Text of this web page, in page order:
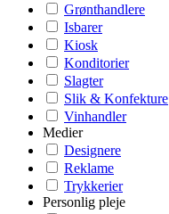
Grønthandlere
Isbarer
Kiosk
Konditorier
Slagter
Slik & Konfekture
Vinhandler
Medier
Designere
Reklame
Trykkerier
Personlig pleje